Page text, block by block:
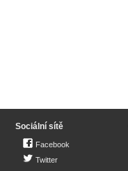
Sociální sítě
Facebook
Twitter